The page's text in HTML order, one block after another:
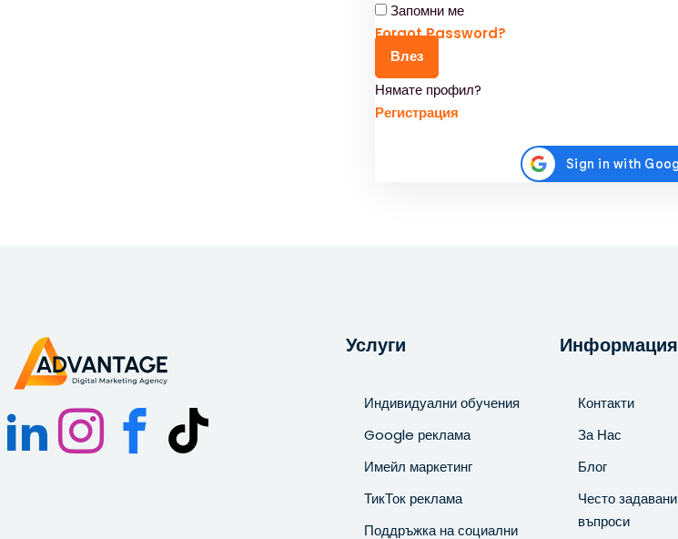
Запомни ме
Forgot Password?
Влез
Нямате профил?
Регистрация
Услуги
Индивидуални обучения
Google реклама
Имейл маркетинг
ТикТок реклама
Поддръжка на социални
Информация
Контакти
За Нас
Блог
Често задавани
въпроси